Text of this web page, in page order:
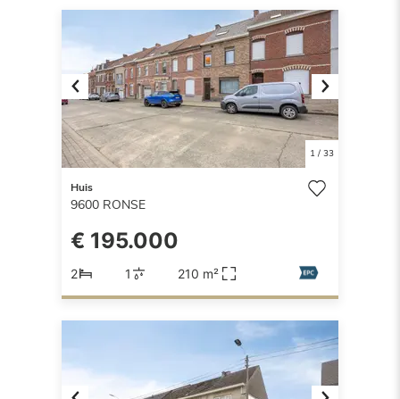
Previous Next
1/ 33
Huis
9600 RONSE
€ 195.000
2 1 210 m²